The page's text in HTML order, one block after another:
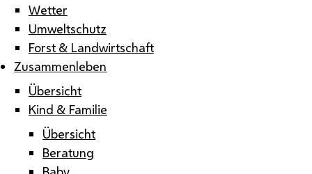
Wetter
Umweltschutz
Forst & Landwirtschaft
Zusammenleben
Übersicht
Kind & Familie
Übersicht
Beratung